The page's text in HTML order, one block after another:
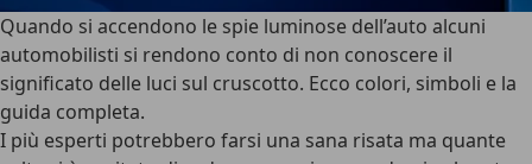
Quando si accendono le spie luminose dell’auto alcuni
automobilisti si rendono conto di non conoscere il
significato delle luci sul cruscotto. Ecco colori, simboli e la
guida completa.
I più esperti potrebbero farsi una sana risata ma quante